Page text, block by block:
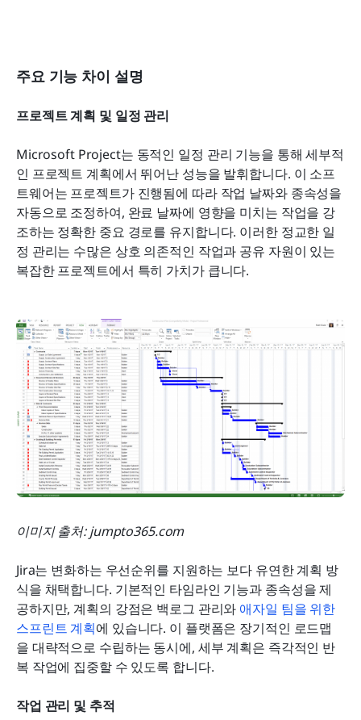
주요 기능 차이 설명
프로젝트 계획 및 일정 관리
Microsoft Project는 동적인 일정 관리 기능을 통해 세부적
인 프로젝트 계획에서 뛰어난 성능을 발휘합니다. 이 소프
트웨어는 프로젝트가 진행됨에 따라 작업 날짜와 종속성을
자동으로 조정하여, 완료 날짜에 영향을 미치는 작업을 강
조하는 정확한 중요 경로를 유지합니다. 이러한 정교한 일
정 관리는 수많은 상호 의존적인 작업과 공유 자원이 있는
복잡한 프로젝트에서 특히 가치가 큽니다.
이미지 출처: jumpto365.com
Jira는 변화하는 우선순위를 지원하는 보다 유연한 계획 방
식을 채택합니다. 기본적인 타임라인 기능과 종속성을 제
공하지만, 계획의 강점은 백로그 관리와 애자일 팀을 위한
스프린트 계획에 있습니다. 이 플랫폼은 장기적인 로드맵
을 대략적으로 수립하는 동시에, 세부 계획은 즉각적인 반
복 작업에 집중할 수 있도록 합니다.
작업 관리 및 추적